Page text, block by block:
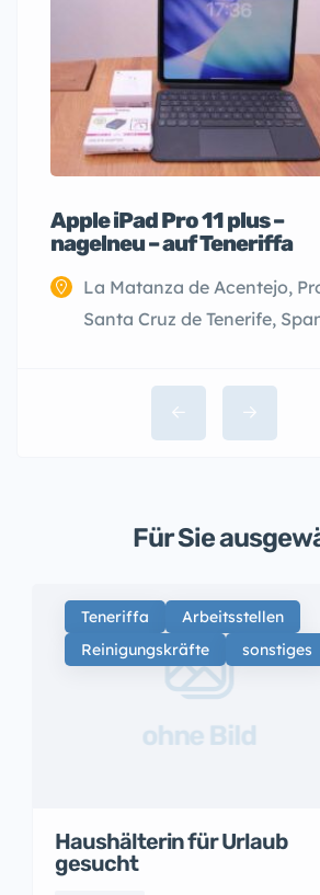
Apple iPad Pro 11 plus –
nagelneu – auf Teneriffa
La Matanza de Acentejo,
Santa Cruz de Tenerife,
Für Sie
Teneriffa
Arbeitsstellen
Reinigungskräfte
sonstiges
ohne Bild
Haushälterin für Urlaub
gesucht